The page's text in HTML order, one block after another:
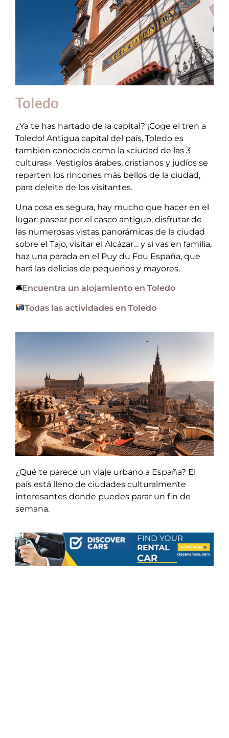
Toledo
¿Ya te has hartado de la capital? ¡Coge el tren a
Toledo! Antigua capital del país, Toledo es
también conocida como la «ciudad de las 3
culturas». Vestigios árabes, cristianos y judíos se
reparten los rincones más bellos de la ciudad,
para deleite de los visitantes.
Una cosa es segura, hay mucho que hacer en el
lugar: pasear por el casco antiguo, disfrutar de
las numerosas vistas panorámicas de la ciudad
sobre el Tajo, visitar el Alcázar… y si vas en familia,
haz una parada en el Puy du Fou España, que
hará las delicias de pequeños y mayores.
🛎Encuentra un alojamiento en Toledo
Todas las actividades en Toledo
¿Qué te parece un viaje urbano a España? El
país está lleno de ciudades culturalmente
interesantes donde puedes parar un fin de
semana.